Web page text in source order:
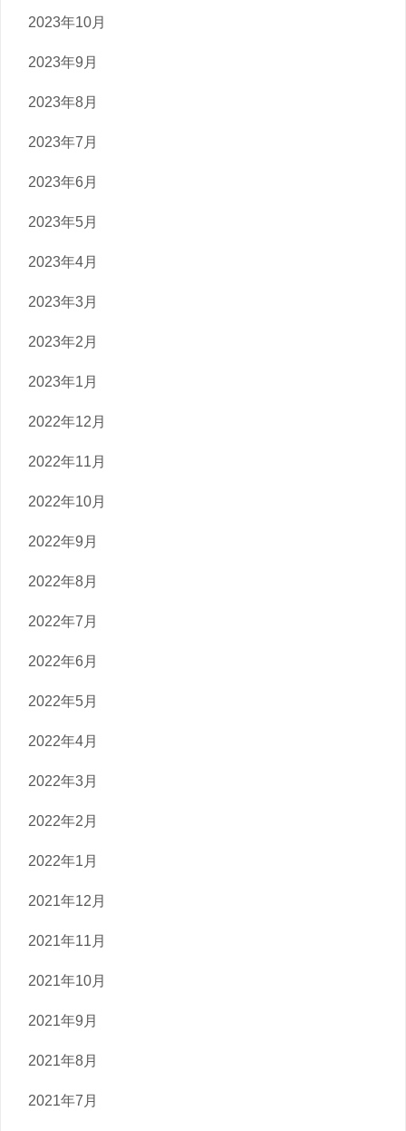
2023年10月
2023年9月
2023年8月
2023年7月
2023年6月
2023年5月
2023年4月
2023年3月
2023年2月
2023年1月
2022年12月
2022年11月
2022年10月
2022年9月
2022年8月
2022年7月
2022年6月
2022年5月
2022年4月
2022年3月
2022年2月
2022年1月
2021年12月
2021年11月
2021年10月
2021年9月
2021年8月
2021年7月